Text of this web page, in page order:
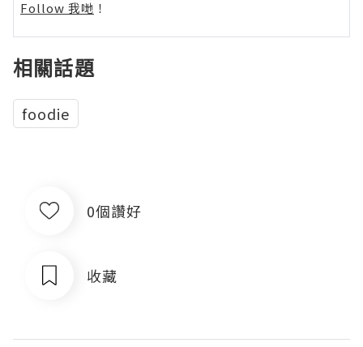
Follow 我哋 ！
相關話題
foodie
0個讚好
收藏